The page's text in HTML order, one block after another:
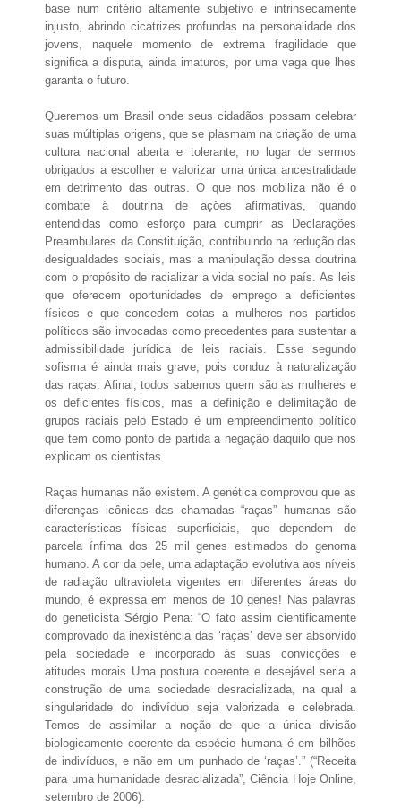
base num critério altamente subjetivo e intrinsecamente
injusto, abrindo cicatrizes profundas na personalidade dos
jovens, naquele momento de extrema fragilidade que
significa a disputa, ainda imaturos, por uma vaga que lhes
garanta o futuro.
Queremos um Brasil onde seus cidadãos possam celebrar
suas múltiplas origens, que se plasmam na criação de uma
cultura nacional aberta e tolerante, no lugar de sermos
obrigados a escolher e valorizar uma única ancestralidade
em detrimento das outras. O que nos mobiliza não é o
combate à doutrina de ações afirmativas, quando
entendidas como esforço para cumprir as Declarações
Preambulares da Constituição, contribuindo na redução das
desigualdades sociais, mas a manipulação dessa doutrina
com o propósito de racializar a vida social no país. As leis
que oferecem oportunidades de emprego a deficientes
físicos e que concedem cotas a mulheres nos partidos
políticos são invocadas como precedentes para sustentar a
admissibilidade jurídica de leis raciais. Esse segundo
sofisma é ainda mais grave, pois conduz à naturalização
das raças. Afinal, todos sabemos quem são as mulheres e
os deficientes físicos, mas a definição e delimitação de
grupos raciais pelo Estado é um empreendimento político
que tem como ponto de partida a negação daquilo que nos
explicam os cientistas.
Raças humanas não existem. A genética comprovou que as
diferenças icônicas das chamadas “raças” humanas são
características físicas superficiais, que dependem de
parcela ínfima dos 25 mil genes estimados do genoma
humano. A cor da pele, uma adaptação evolutiva aos níveis
de radiação ultravioleta vigentes em diferentes áreas do
mundo, é expressa em menos de 10 genes! Nas palavras
do geneticista Sérgio Pena: “O fato assim cientificamente
comprovado da inexistência das ‘raças’ deve ser absorvido
pela sociedade e incorporado às suas convicções e
atitudes morais Uma postura coerente e desejável seria a
construção de uma sociedade desracializada, na qual a
singularidade do indivíduo seja valorizada e celebrada.
Temos de assimilar a noção de que a única divisão
biologicamente coerente da espécie humana é em bilhões
de indivíduos, e não em um punhado de ‘raças’.” (“Receita
para uma humanidade desracializada”, Ciência Hoje Online,
setembro de 2006).